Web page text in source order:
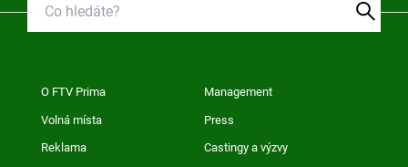
O FTV Prima Management
Volná místa Press
Reklama Castingy a výzvy